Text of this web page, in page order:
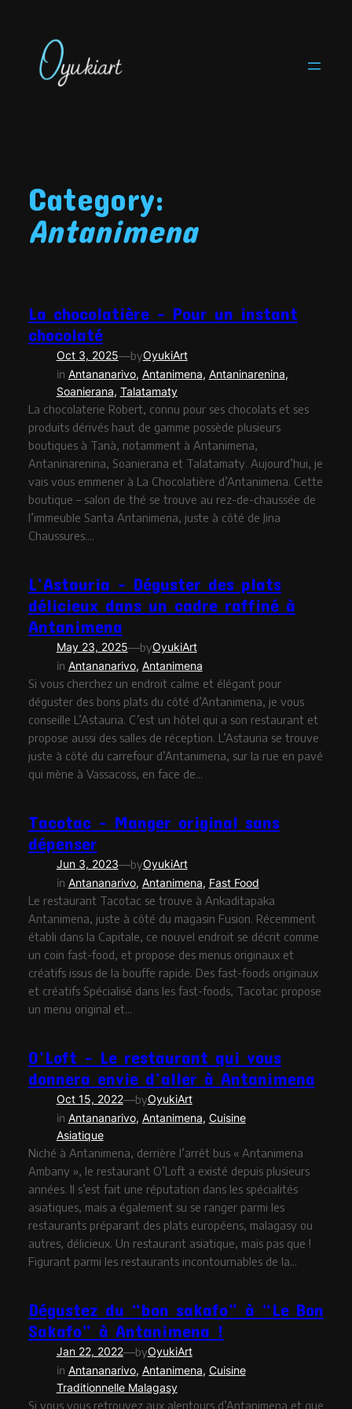
content
Category:
Antanimena
La chocolatière – Pour un instant
chocolaté
Oct 3, 2025—byOyukiArt
in Antananarivo, Antanimena, Antaninarenina
Soanierana, Talatamaty
La chocolaterie Robert, connu pour ses chocolats et ses
produits dérivés haut de gamme possède plusieurs
boutiques à Tanà, notamment à Antanimena,
Antaninarenina, Soanierana et Talatamaty. Aujourd’hui, je
vais vous emmener à La Chocolatière d’Antanimena. Cette
boutique – salon de thé se trouve au rez-de-chaussée de
l’immeuble Santa Antanimena, juste à côté de Jina
Chaussures.…
L’Astauria – Déguster des plats
délicieux dans un cadre raffiné à
Antanimena
May 23, 2025—byOyukiArt
in Antananarivo, Antanimena
Si vous cherchez un endroit calme et élégant pour
déguster des bons plats du côté d’Antanimena, je vous
conseille L’Astauria. C’est un hôtel qui a son restaurant et
propose aussi des salles de réception. L’Astauria se trouve
juste à côté du carrefour d’Antanimena, sur la rue en pavé
qui mène à Vassacoss, en face de…
Tacotac – Manger original sans
dépenser
Jun 3, 2023—byOyukiArt
in Antananarivo, Antanimena, Fast Food
Le restaurant Tacotac se trouve à Ankaditapaka
Antanimena, juste à côté du magasin Fusion. Récemment
établi dans la Capitale, ce nouvel endroit se décrit comme
un coin fast-food, et propose des menus originaux et
créatifs issus de la bouffe rapide. Des fast-foods originaux
et créatifs Spécialisé dans les fast-foods, Tacotac propose
un menu original et…
O’Loft – Le restaurant qui vous
donnera envie d’aller à Antanimena
Oct 15, 2022—byOyukiArt
in Antananarivo, Antanimena, Cuisine
Asiatique
Niché à Antanimena, derrière l’arrêt bus « Antanimena
Ambany », le restaurant O’Loft a existé depuis plusieurs
années. Il s’est fait une réputation dans les spécialités
asiatiques, mais a également su se ranger parmi les
restaurants préparant des plats européens, malagasy ou
autres, délicieux. Un restaurant asiatique, mais pas que !
Figurant parmi les restaurants incontournables de la…
Dégustez du “bon sakafo” à “Le Bon
Sakafo” à Antanimena !
Jan 22, 2022—byOyukiArt
in Antananarivo, Antanimena, Cuisine
Traditionnelle Malagasy
Si vous vous retrouvez aux alentours d’Antanimena et que